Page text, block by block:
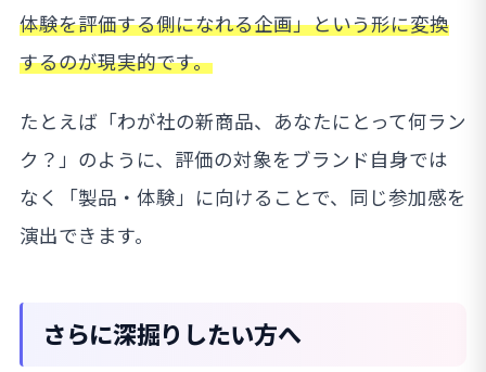
体験を評価する側になれる企画」という形に変換
するのが現実的です。
たとえば「わが社の新商品、あなたにとって何ラン
ク？」のように、評価の対象をブランド自身では
なく「製品・体験」に向けることで、同じ参加感を
演出できます。
さらに深掘りしたい方へ